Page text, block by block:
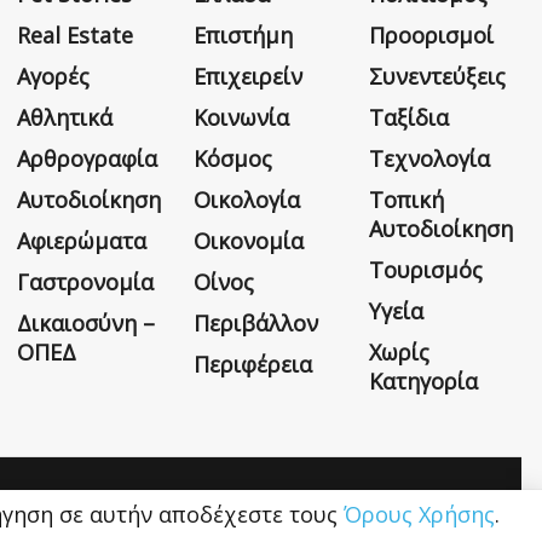
Real Estate
Αγορές
Αθλητικά
Αρθρογραφία
Αυτοδιοίκηση
Αφιερώματα
Γαστρονομία
Δικαιοσύνη –
ΟΠΕΔ
Επιστήμη
Επιχειρείν
Κοινωνία
Κόσμος
Οικολογία
Οικονομία
Οίνος
Περιβάλλον
Περιφέρεια
Προορισμοί
Συνεντεύξεις
Ταξίδια
Τεχνολογία
Τοπική
Αυτοδιοίκηση
Τουρισμός
Υγεία
Χωρίς
Κατηγορία
Η εταιρεία Όροι Χρήσης Επικοινωνία
σε αυτήν αποδέχεστε τους Όρους Χρήσης.